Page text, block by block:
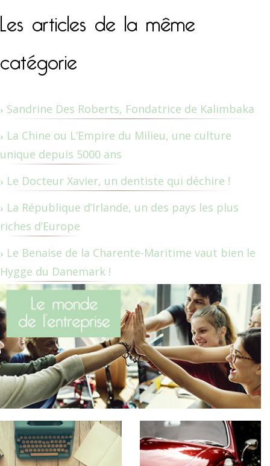
Les articles de la même
catégorie
Sandrine Des Roberts, Fondatrice de Kalimbaka
La Chine ou L’Empire du Milieu, une culture
unique depuis 5000 ans
Le Docteur Xavier, un dentiste qui déchire !
La République d’Irlande, un des pays les plus
riches d’Europe
Le Benaise de la Charente-Maritime vaut bien le
Hygge du Danemark !